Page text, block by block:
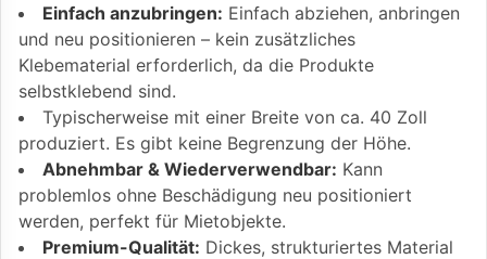
Einfach anzubringen: Einfach abziehen, anbringen
und neu positionieren – kein zusätzliches
Klebematerial erforderlich, da die Produkte
selbstklebend sind.
Typischerweise mit einer Breite von ca. 40 Zoll
produziert. Es gibt keine Begrenzung der Höhe.
Abnehmbar & Wiederverwendbar: Kann
problemlos ohne Beschädigung neu positioniert
werden, perfekt für Mietobjekte.
Premium-Qualität: Dickes, strukturiertes Material